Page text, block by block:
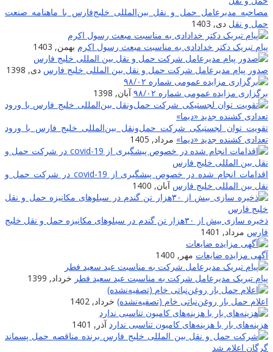
مصاحبه مدیرعامل حمل و نقل بین‌المللی خلیج‌‌فارس با ماهنامه صنعت
حمل و نقل دی, 1403
پیام تبریک دکتر خدادادی به مناسبت مبعث رسول اکرم بهمن, 1403
صدور پیام مدیرعامل شرکت حمل و نقل بین المللی خلیج فارس دی, 1398
برگزاری مزایده عمومی شماره ۹۸/۰۲
آبان, 1398
تقویت توان لجستیکی شرکت حمل‌ونقل بین‌المللی خلیج فارس با ورود
تعدادی کشنده جدید «دیما» مرداد, 1405
اقدامات انجام شده در خصوص پیشگیری از covid-19 در شرکت حمل و
نقل بین المللی خلیج فارس آبان, 1400
ذخیره سازی بیش از ۳۰هزار تن گندم در سیلوهای مکانیزه حمل و نقل خلیج
فارس مرداد, 1401
آگهی مزایده ضایعات مهر, 1400
پیام تبریک مدیرعامل شرکت به مناسبت عید سعید فطر خرداد, 1399
اعلام حمل بار روغن‌نباتی خام (تصفیه‌نشده) خرداد, 1402
هزینه‌های بار با هزینه‌های کامیون تناسبی ندارد آذر, 1401